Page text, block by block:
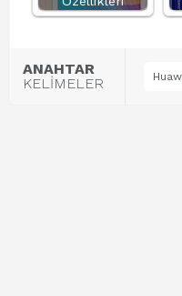
ANAHTAR
KELİMELER